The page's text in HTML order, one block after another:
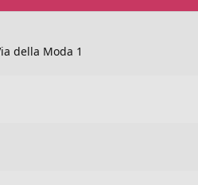
della Moda 1